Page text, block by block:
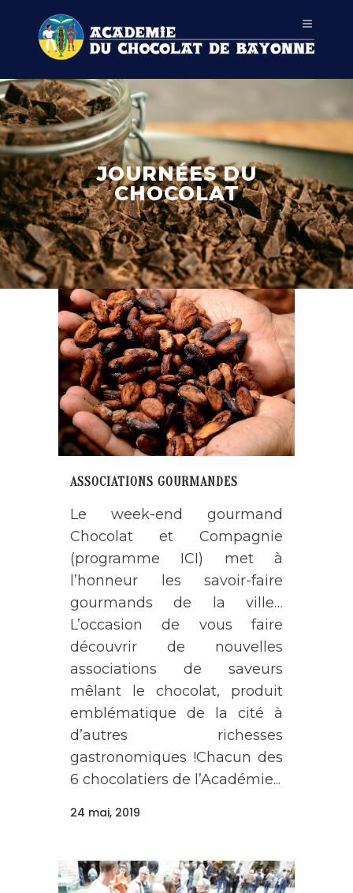
JOURNÉES DU
CHOCOLAT
ASSOCIATIONS GOURMANDES
Le week-end gourmand
Chocolat et Compagnie
(programme ICI) met à
l’honneur les savoir-faire
gourmands de la ville…
L’occasion de vous faire
découvrir de nouvelles
associations de saveurs
mêlant le chocolat, produit
emblématique de la cité à
d’autres richesses
gastronomiques !Chacun des
6 chocolatiers de l’Académie...
24 mai, 2019